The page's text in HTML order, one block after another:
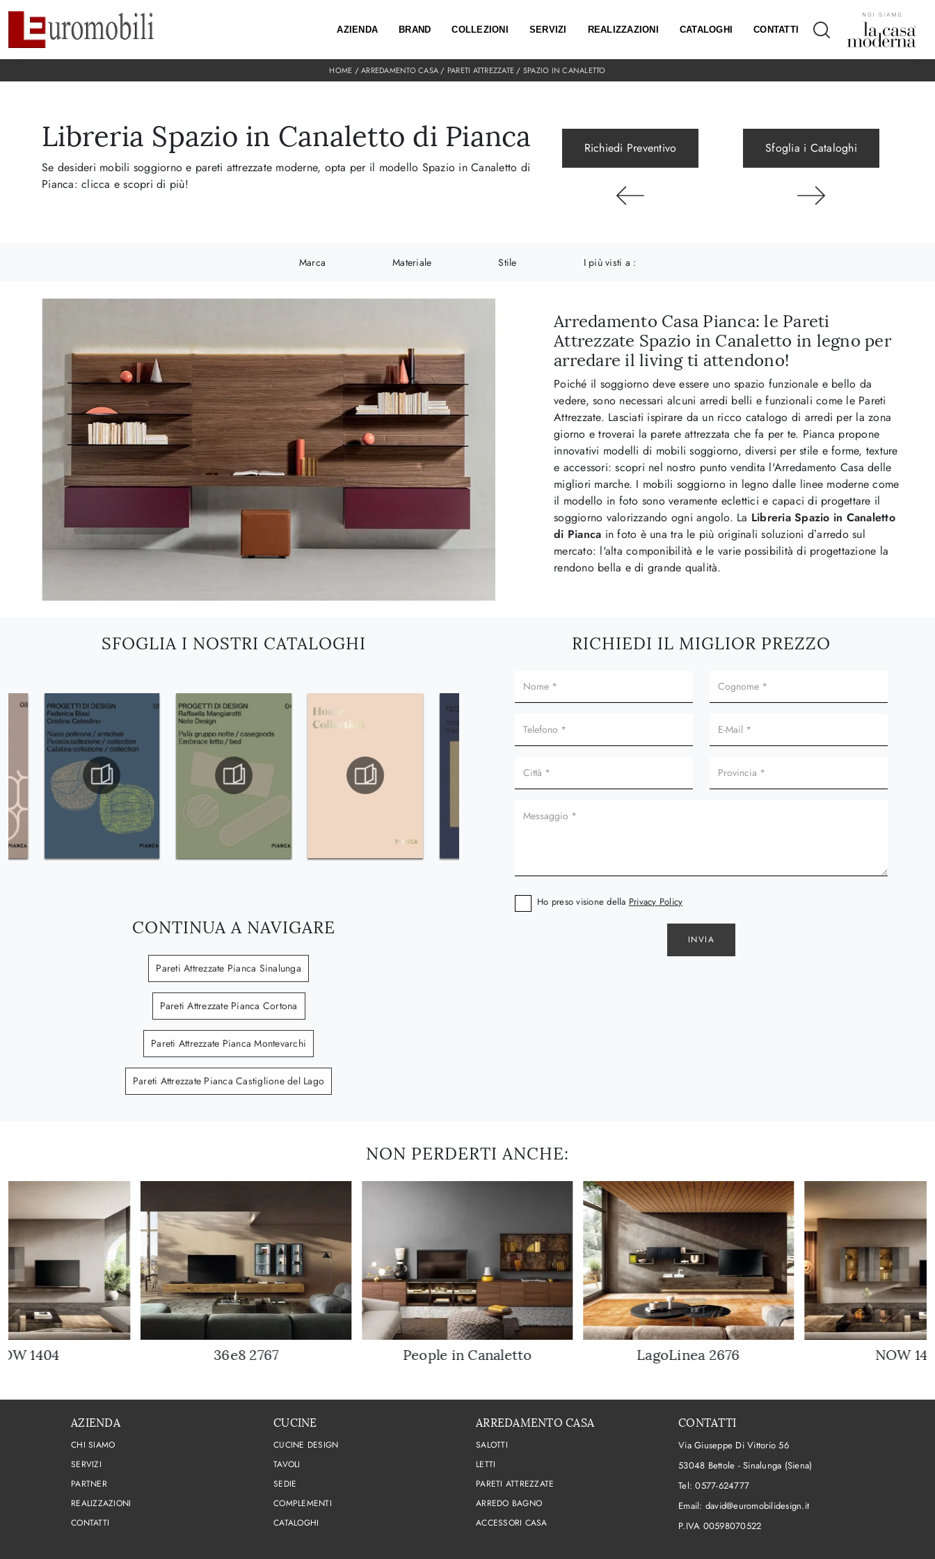
AZIENDA BRAND COLLEZIONI SERVIZI REALIZZAZIONI CATALOGHI CONTATTI
HOME /ARREDAMENTO CASA / PARETI ATTREZZATE / SPAZIO IN CANALETTO
Libreria Spazio in Canaletto di Pianca
Se desideri mobili soggiorno e pareti attrezzate moderne, opta per il modello Spazio in Canaletto di
Pianca: clicca e scopri di più!
Richiedi Preventivo Sfoglia i Cataloghi
Marca Materiale Stile I più visti a :
Arredamento Casa Pianca: le Pareti
Attrezzate Spazio in Canaletto in legno per
arredare il living ti attendono!
Poiché il soggiorno deve essere uno spazio funzionale e bello da
vedere, sono necessari alcuni arredi belli e funzionali come le Pareti
Attrezzate. Lasciati ispirare da un ricco catalogo di arredi per la zona
giorno e troverai la parete attrezzata che fa per te. Pianca propone
innovativi modelli di mobili soggiorno, diversi per stile e forme, texture
e accessori: scopri nel nostro punto vendita l'Arredamento Casa delle
migliori marche. I mobili soggiorno in legno dalle linee moderne come
il modello in foto sono veramente eclettici e capaci di progettare il
soggiorno valorizzando ogni angolo. La Libreria Spazio in Canaletto
di Pianca in foto è una tra le più originali soluzioni d’arredo sul
mercato: l'alta componibilità e le varie possibilità di progettazione la
rendono bella e di grande qualità.
SFOGLIA I NOSTRI CATALOGHI
CONTINUA A NAVIGARE
Pareti Attrezzate Pianca Sinalunga
Pareti Attrezzate Pianca Cortona
Pareti Attrezzate Pianca Montevarchi
Pareti Attrezzate Pianca Castiglione del Lago
RICHIEDI IL MIGLIOR PREZZO
Ho preso visione della Privacy Policy
INVIA
NON PERDERTI ANCHE:
1404 36e8 2767 People in Canaletto LagoLinea 2676 NOW
AZIENDA
CHI SIAMO
SERVIZI
PARTNER
REALIZZAZIONI
CONTATTI
CUCINE
CUCINE DESIGN
TAVOLI
SEDIE
COMPLEMENTI
CATALOGHI
ARREDAMENTO CASA
SALOTTI
LETTI
PARETI ATTREZZATE
ARREDO BAGNO
ACCESSORI CASA
CONTATTI
Via Giuseppe Di Vittorio 56
53048 Bettole - Sinalunga (Siena)
Tel:0577-624777
Email: david@euromobilidesign.it
P.IVA 00598070522